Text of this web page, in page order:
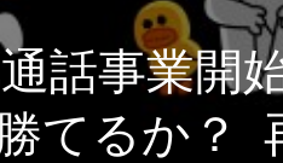
話事業開
てるか？